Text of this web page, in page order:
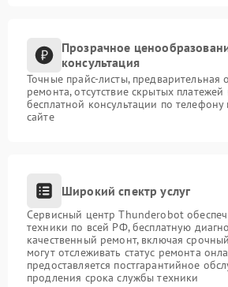
Прозрачное
консультация
Точные прайс-листы, предварительная
ремонта, отсутствие скрытых
бесплатной консультации по
сайте
Широкий спектр услуг
Сервисный центр Thunderobot
техники по всей РФ, бесплатную
качественный ремонт, включая
могут отслеживать статус ремонта
предоставляется постгарантийное
продления срока службы техники